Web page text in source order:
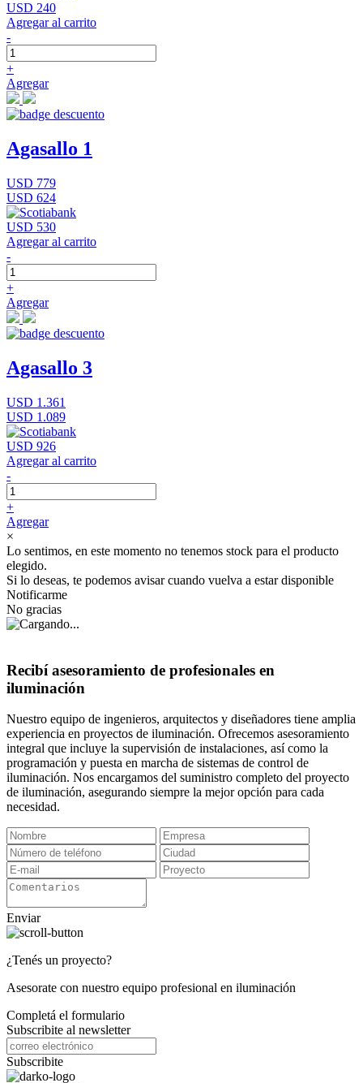
USD 240
Agregar al carrito
-
+
Agregar
Agasallo 1
USD 779
USD 624
USD 530
Agregar al carrito
-
+
Agregar
Agasallo 3
USD 1.361
USD 1.089
USD 926
Agregar al carrito
-
+
Agregar
×
Lo sentimos, en este momento no tenemos stock para el producto
elegido.
Si lo deseas, te podemos avisar cuando vuelva a estar disponible
Notificarme
No gracias
Recibí asesoramiento de profesionales en
iluminación
Nuestro equipo de ingenieros, arquitectos y diseñadores tiene amplia
experiencia en proyectos de iluminación. Ofrecemos asesoramiento
integral que incluye la supervisión de instalaciones, así como la
programación y puesta en marcha de sistemas de control de
iluminación. Nos encargamos del suministro completo del proyecto
de iluminación, asegurando siempre la mejor opción para cada
necesidad.
Enviar
¿Tenés un proyecto?
Asesorate con nuestro equipo profesional en iluminación
Completá el formulario
Subscribite al newsletter
Subscribite